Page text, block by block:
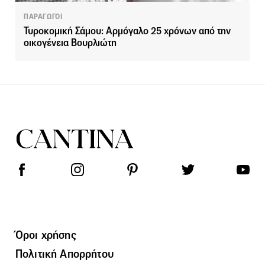
ΠΑΡΑΓΩΓΟΙ
Τυροκομική Σάμου: Αρμόγαλο 25 χρόνων από την
οικογένεια Βουρλιώτη
Όροι χρήσης
Πολιτική Απορρήτου